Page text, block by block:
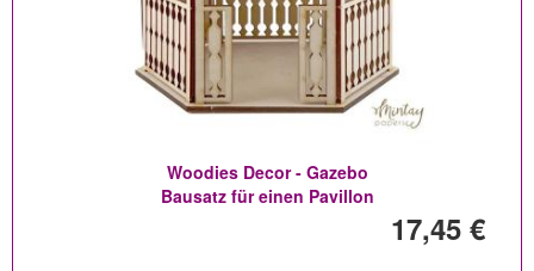
Woodies Decor - Gazebo
Bausatz für einen Pavillon
17,45 €